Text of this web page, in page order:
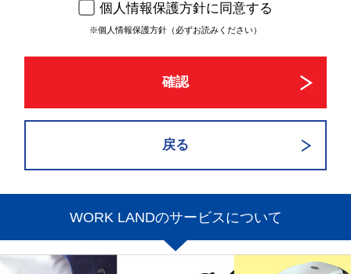
個人情報保護方針に同意する
※個人情報保護方針（必ずお読みください）
WORK LANDのサービスについて